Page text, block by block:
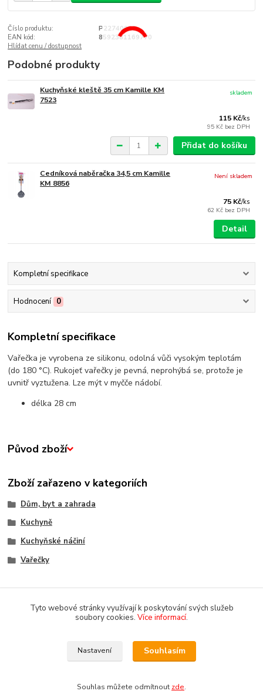
Číslo produktu:
P22740020
EAN kód:
8592381169770
Hlídat cenu / dostupnost
Podobné produkty
Kuchyňské kleště 35 cm Kamille KM
7523
115 Kč/ks
95 Kč bez DPH
skladem
Přidat do košíku
Cedníková naběračka 34,5 cm Kamille
KM 8856
75 Kč/ks
62 Kč bez DPH
Není skladem
Detail
Kompletní specifikace
Hodnocení 0
Kompletní specifikace
Vařečka je vyrobena ze silikonu, odolná vůči vysokým teplotám
(do 180 °C). Rukojeť vařečky je pevná, neprohýbá se, protože je
uvnitř vyztužena. Lze mýt v myčče nádobí.
délka 28 cm
Původ zboží
Zboží zařazeno v kategoriích
Dům, byt a zahrada
Kuchyně
Kuchyňské náčiní
Vařečky
Copyright 2018-2025 DOMOMARKET.CZ
Tyto webové stránky využívají k poskytování svých služeb
soubory cookies. Více informací.
Nastavení Souhlasím
Souhlas můžete odmítnout zde.